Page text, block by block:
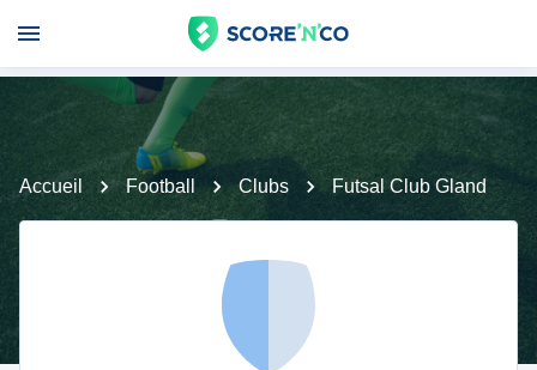
Accueil Football Clubs Futsal Club Gland